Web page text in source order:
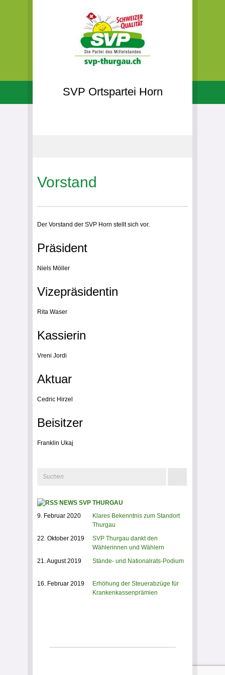
SVP Ortspartei Horn
Vorstand
Der Vorstand der SVP Horn stellt sich vor.
Präsident
Niels Möller
Vizepräsidentin
Rita Waser
Kassierin
Vreni Jordi
Aktuar
Cedric Hirzel
Beisitzer
Franklin Ukaj
NEWS SVP THURGAU
Klares Bekenntnis zum Standort
Thurgau
9. Februar 2020
SVP Thurgau dankt den
Wählerinnen und Wählern
22. Oktober 2019
Stände- und Nationalrats-Podium
21. August 2019
Erhöhung der Steuerabzüge für
Krankenkassenprämien
16. Februar 2019